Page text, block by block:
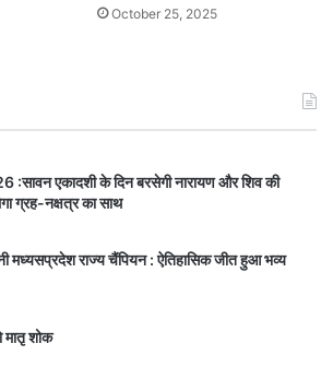
October 25, 2025
एकादशी के दिन बरसेगी नारायण और शिव की
ग्रह-नक्षत्र का साथ
मध्यसप्रदेश राज्य चैंपियन : ऐतिहासिक जीत हुआ भव्य
मातृ शोक